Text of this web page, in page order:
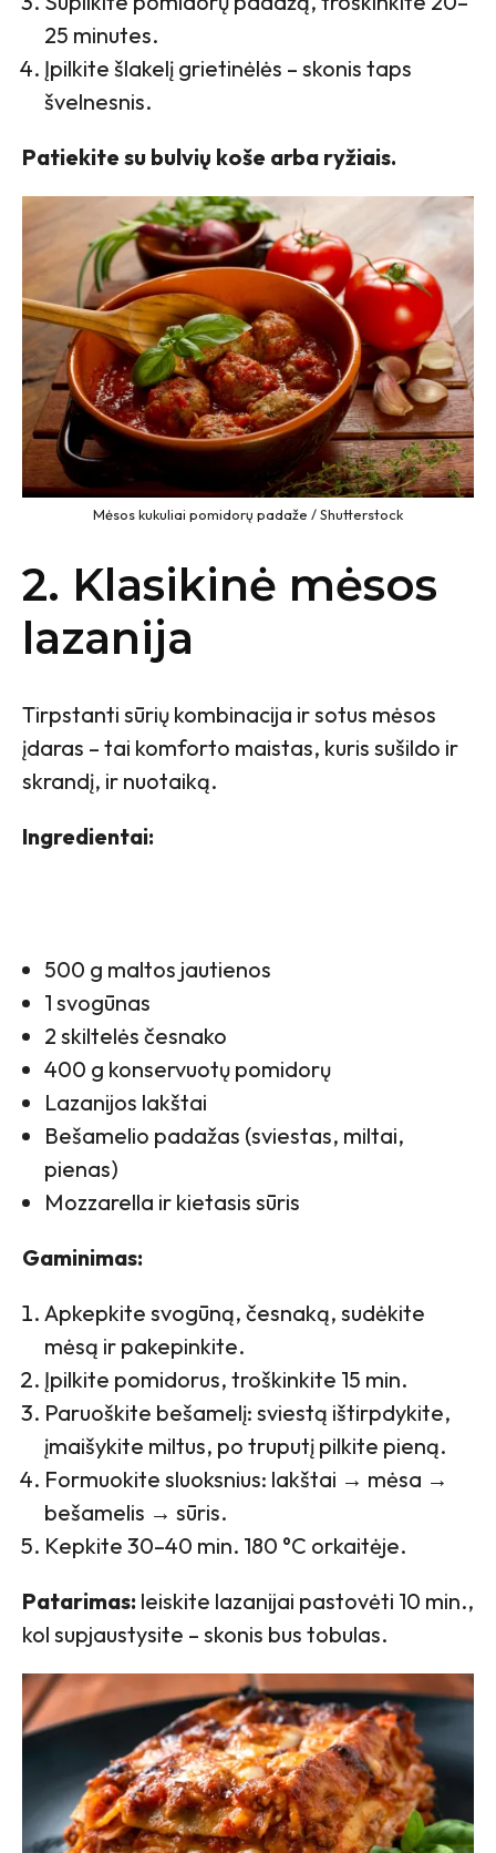
25 minutes.
Įpilkite šlakelį grietinėlės – skonis taps
švelnesnis.
Patiekite su bulvių koše arba ryžiais.
Mėsos kukuliai pomidorų padaže / Shutterstock
2. Klasikinė mėsos
lazanija
Tirpstanti sūrių kombinacija ir sotus mėsos
įdaras – tai komforto maistas, kuris sušildo ir
skrandį, ir nuotaiką.
Ingredientai:
500 g maltos jautienos
1 svogūnas
2 skiltelės česnako
400 g konservuotų pomidorų
Lazanijos lakštai
Bešamelio padažas (sviestas, miltai,
pienas)
Mozzarella ir kietasis sūris
Gaminimas:
Apkepkite svogūną, česnaką, sudėkite
mėsą ir pakepinkite.
Įpilkite pomidorus, troškinkite 15 min.
Paruoškite bešamelį: sviestą ištirpdykite,
įmaišykite miltus, po truputį pilkite pieną.
Formuokite sluoksnius: lakštai → mėsa →
bešamelis → sūris.
Kepkite 30–40 min. 180 °C orkaitėje.
Patarimas: leiskite lazanijai pastovėti 10 min.,
kol supjaustysite – skonis bus tobulas.